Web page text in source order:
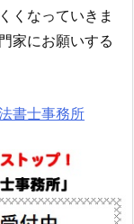
くなっていきま
家にお願いする
書士事務所